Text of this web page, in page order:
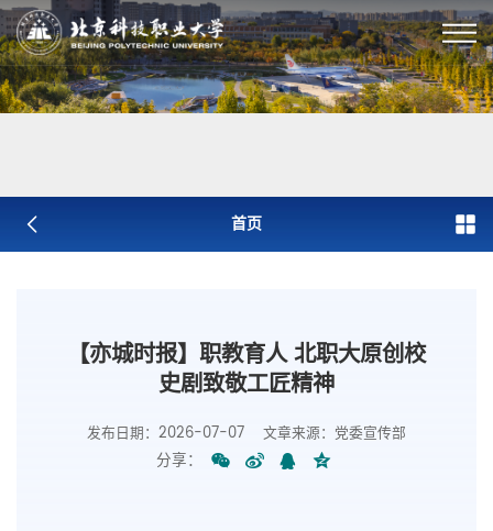
首页
【亦城时报】职教育人 北职大原创校
史剧致敬工匠精神
发布日期：2026-07-07 文章来源：党委宣传部
分享：